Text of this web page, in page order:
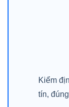
Kiểm
tín,